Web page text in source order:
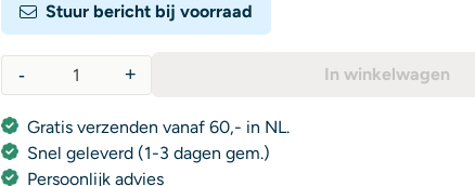
Stuur bericht bij voorraad
+
- In winkelwagen
Gratis verzenden vanaf 60,- in NL.
Snel geleverd (1-3 dagen gem.)
Persoonlijk advies